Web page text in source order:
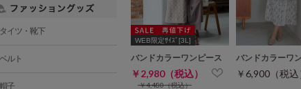
WEB限定ｻｲｽﾞ[3L]
バンドカラーワンピース
￥2,980（税込）
￥4,480（税込）
バンドカラーワ
￥6,900（税込
タイツ・靴下
ベルト
帽子